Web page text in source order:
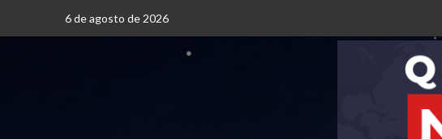
6 de agosto de 2026